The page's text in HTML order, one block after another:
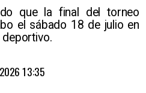
que la final del torneo
el sábado 18 de julio en
13:35